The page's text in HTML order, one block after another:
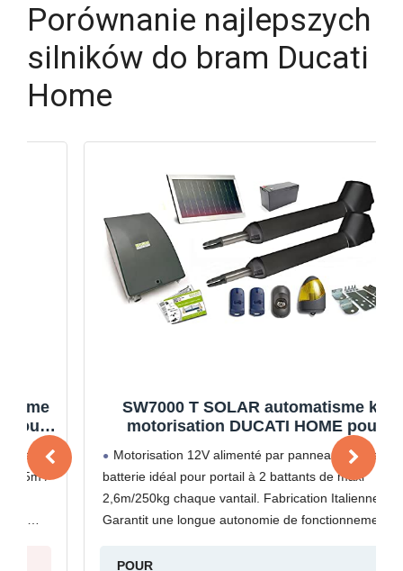
Porównanie najlepszych
silników do bram Ducati
Home
SW7000 T SOLAR automatisme kit
motorisation DUCATI HOME pour
portail battant Solaire 100% sans fil
ouvre portail
Motorisation 12V alimenté par panneau solaire et
batterie idéal pour portail à 2 battants de maxi
2,6m/250kg chaque vantail. Fabrication Italienne.
Garantit une longue autonomie de fonctionnement (
conditions météorologiques. Idéal pour un